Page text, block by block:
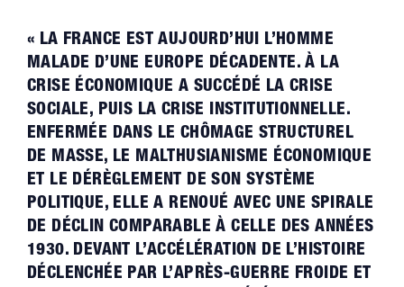
« LA FRANCE EST AUJOURD’HUI L’HOMME
MALADE D’UNE EUROPE DÉCADENTE. À LA
CRISE ÉCONOMIQUE A SUCCÉDÉ LA CRISE
SOCIALE, PUIS LA CRISE INSTITUTIONNELLE.
ENFERMÉE DANS LE CHÔMAGE STRUCTUREL
DE MASSE, LE MALTHUSIANISME ÉCONOMIQUE
ET LE DÉRÈGLEMENT DE SON SYSTÈME
POLITIQUE, ELLE A RENOUÉ AVEC UNE SPIRALE
DE DÉCLIN COMPARABLE À CELLE DES ANNÉES
1930. DEVANT L’ACCÉLÉRATION DE L’HISTOIRE
DÉCLENCHÉE PAR L’APRÈS-GUERRE FROIDE ET